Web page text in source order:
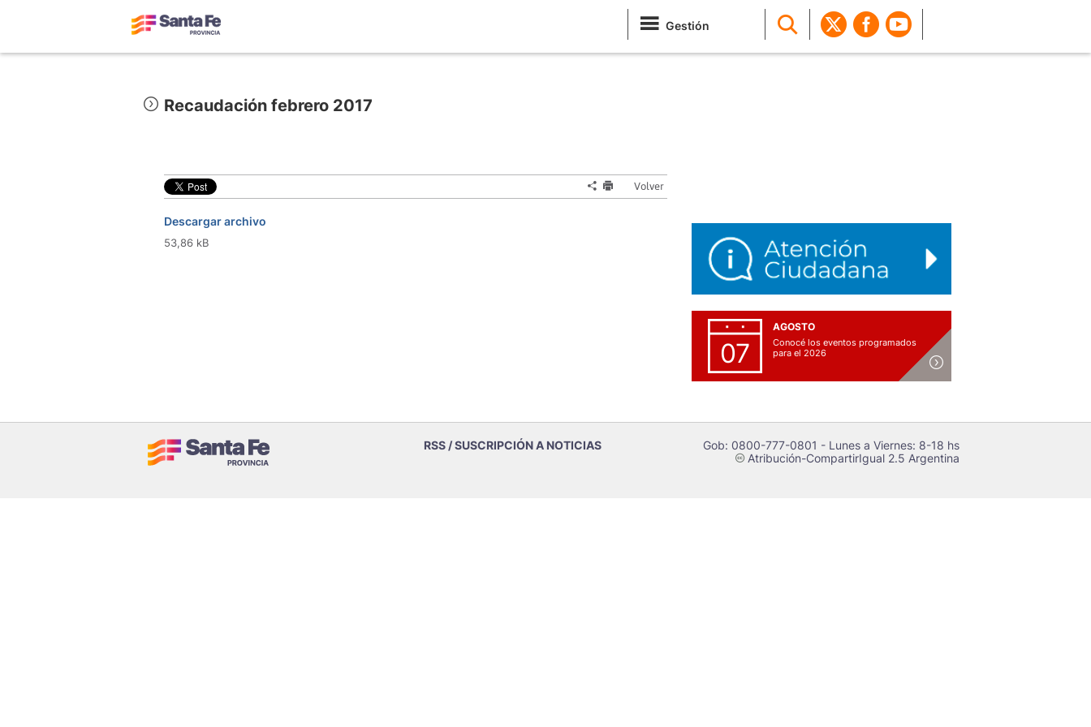
Gestión
Recaudación febrero 2017
Volver
Descargar archivo
53,86 kB
07
AGOSTO
Conocé los eventos programados
para el 2026
RSS / SUSCRIPCIÓN A NOTICIAS Gob: 0800-777-0801 - Lunes a Viernes: 8-18 hs
cAtribución-CompartirIgual 2.5 Argentina